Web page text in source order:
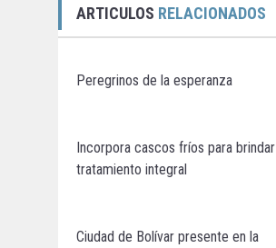
ARTICULOS RELACIONADOS
Peregrinos de la esperanza
Incorpora cascos fríos para brindar
tratamiento integral
Ciudad de Bolívar presente en la